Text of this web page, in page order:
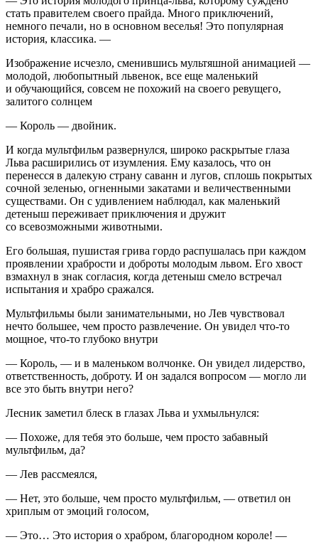
стать правителем своего прайда. Много приключений,
немного печали, но в основном веселья! Это популярная
история, классика. —
Изображение исчезло, сменившись мультяшной анимацией —
молодой, любопытный львенок, все еще маленький
и обучающийся, совсем не похожий на своего ревущего,
залитого солнцем
— Король — двойник.
И когда мультфильм развернулся, широко раскрытые глаза
Льва расширились от изумления. Ему казалось, что он
перенесся в далекую страну саванн и лугов, сплошь покрытых
сочной зеленью, огненными закатами и величественными
существами. Он с удивлением наблюдал, как маленький
детеныш переживает приключения и дружит
со всевозможными животными.
Его большая, пушистая грива гордо распушалась при каждом
проявлении храбрости и доброты молодым львом. Его хвост
взмахнул в знак согласия, когда детеныш смело встречал
испытания и храбро сражался.
Мультфильмы были занимательными, но Лев чувствовал
нечто большее, чем просто развлечение. Он увидел что-то
мощное, что-то глубоко внутри
— Король, — и в маленьком волчонке. Он увидел лидерство,
ответственность, доброту. И он задался вопросом — могло ли
все это быть внутри него?
Лесник заметил блеск в глазах Льва и ухмыльнулся:
— Похоже, для тебя это больше, чем просто забавный
мультфильм, да?
— Лев рассмеялся,
— Нет, это больше, чем просто мультфильм, — ответил он
хриплым от эмоций голосом,
— Это… Это история о храбром, благородном короле! —